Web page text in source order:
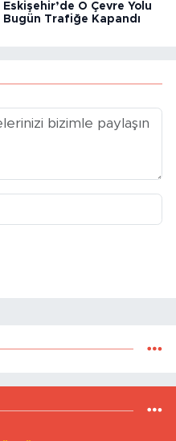
Eskişehir’de O Çevre Yolu
Bugün Trafiğe Kapandı